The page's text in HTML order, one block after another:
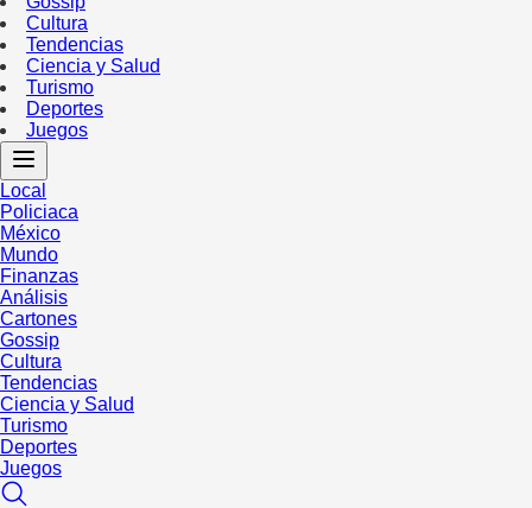
Cultura
Tendencias
Ciencia y Salud
Turismo
Deportes
Juegos
Local
Policiaca
México
Mundo
Finanzas
Análisis
Cartones
Gossip
Cultura
Tendencias
Ciencia y Salud
Turismo
Deportes
Juegos